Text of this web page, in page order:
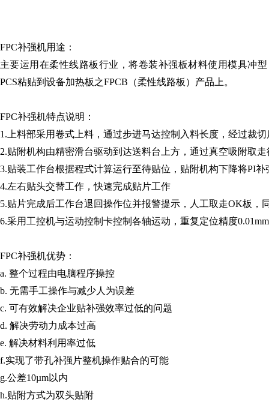
FPC补强机用途：
主要运用在柔性线路板行业，将卷装补强板材料使用模具冲
PCS粘贴到设备加热板之FPCB（柔性线路板）产品上。
FPC补强机特点说明：
1. 上料部采用卷式上料，通过步进马达控制入料长度，经过裁
2.贴附机构由精密滑台驱动到达送料台上方，通过真空吸附取走
3.贴装工作台根据程式计算运行至待贴位，贴附机构下降将PI补
4.左右贴头交替工作，快速完成贴片工作
5.贴片完成后工作台退回操作位并报警提示，人工取走OK板，
6.采用工控机与运动控制卡控制各轴运动，重复定位精度
FPC补强机优势：
a. 整个过程由电脑程序操控
b. 无需手工操作与减少人为误差
c. 可有效解决企业贴补强效率过低的问题
d. 解决劳动力成本过高
e. 解决材料利用率过低
f.实现了带孔补强片整机操作贴合的可能
g.公差10µm以内
h.贴附方式为双头贴附